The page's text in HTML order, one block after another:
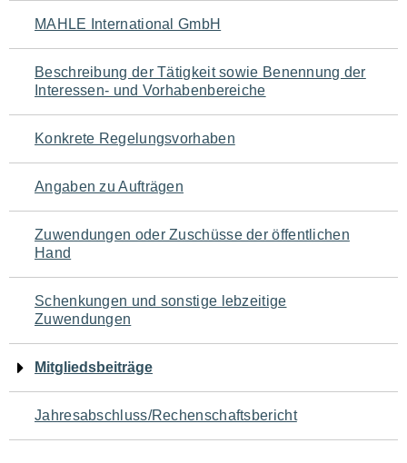
Navigation
für
den
Seiteninhalt
MAHLE International GmbH
Beschreibung der Tätigkeit sowie Benennung der
Interessen- und Vorhabenbereiche
Konkrete Regelungsvorhaben
Angaben zu Aufträgen
Zuwendungen oder Zuschüsse der öffentlichen
Hand
Schenkungen und sonstige lebzeitige
Zuwendungen
Mitgliedsbeiträge
Jahresabschluss/Rechenschaftsbericht